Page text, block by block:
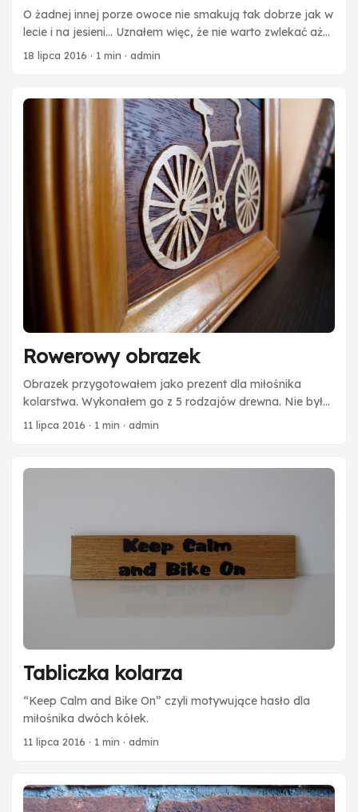
O żadnej innej porze owoce nie smakują tak dobrze jak w
lecie i na jesieni… Uznałem więc, że nie warto zwlekać aż
lato przeminie. By zatrzymać jego niezwykle aromaty,
efektowną techniką inkrustacji. Miska została
zaimpregnowana olejem (pierwsze dwie fotografie). Misa
18 lipca 2016 · 1 min · admin
Rowerowy obrazek
Obrazek przygotowałem jako prezent dla miłośnika
kolarstwa. Wykonałem go z 5 rodzajów drewna. Nie było
łatwo - każdą szprychę, jedną po drugiej, musiałem
krokiem było wycięcie motywacyjnego napisu z deski z
11 lipca 2016 · 1 min · admin
Tabliczka kolarza
“Keep Calm and Bike On” czyli motywujące hasło dla
miłośnika dwóch kółek.
11 lipca 2016 · 1 min · admin